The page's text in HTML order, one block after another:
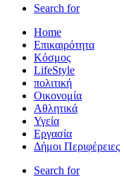
Search for
Home
Επικαιρότητα
Κόσμος
LifeStyle
πολιτική
Οικονομία
Αθλητικά
Υγεία
Εργασία
Δήμοι Περιφέρειες
Search for